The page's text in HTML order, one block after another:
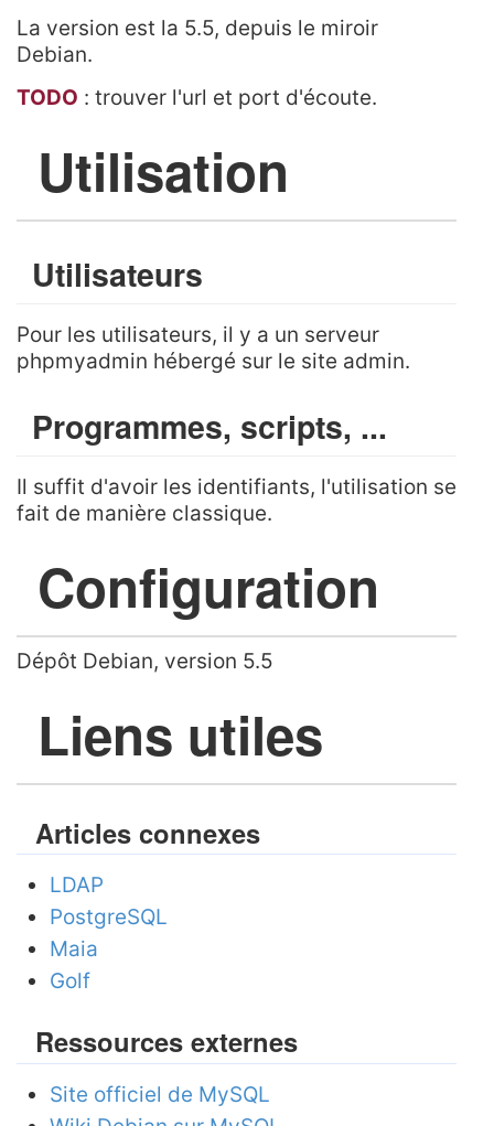
La version est la 5.5, depuis le miroir
Debian.
TODO : trouver l'url et port d'écoute.
Utilisation
Utilisateurs
Pour les utilisateurs, il y a un serveur
phpmyadmin hébergé sur le site admin.
Programmes, scripts, ...
Il suffit d'avoir les identifiants, l'utilisation se
fait de manière classique.
Configuration
Dépôt Debian, version 5.5
Liens utiles
Articles connexes
LDAP
PostgreSQL
Maia
Golf
Ressources externes
Site officiel de MySQL